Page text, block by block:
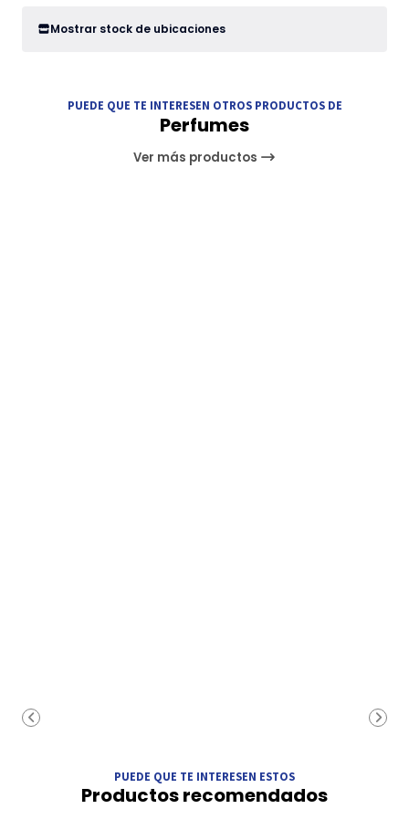
Mostrar stock de ubicaciones
PUEDE QUE TE INTERESEN OTROS PRODUCTOS DE
Perfumes
Ver más productos
PUEDE QUE TE INTERESEN ESTOS
Productos recomendados